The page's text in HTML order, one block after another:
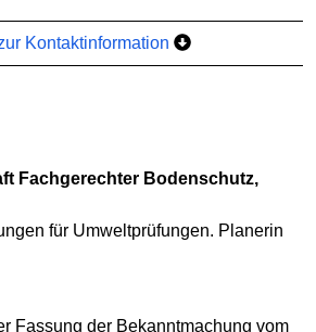
Kontaktinformation
Fachgerechter Bodenschutz,
für Umweltprüfungen. Planerin
Fassung der Bekanntmachung vom